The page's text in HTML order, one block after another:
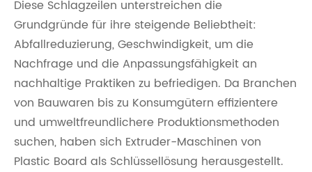
Diese Schlagzeilen unterstreichen die
Grundgründe für ihre steigende Beliebtheit:
Abfallreduzierung, Geschwindigkeit, um die
Nachfrage und die Anpassungsfähigkeit an
nachhaltige Praktiken zu befriedigen. Da Branchen
von Bauwaren bis zu Konsumgütern effizientere
und umweltfreundlichere Produktionsmethoden
suchen, haben sich Extruder-Maschinen von
Plastic Board als Schlüssellösung herausgestellt.